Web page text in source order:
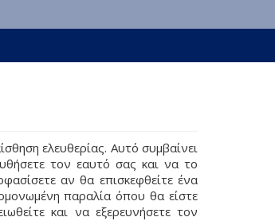
ελευθερίας. Αυτό συμβαίνει
τον εαυτό σας και να το
αν θα επισκεφθείτε ένα
παραλία όπου θα είστε
και να εξερευνήσετε τον